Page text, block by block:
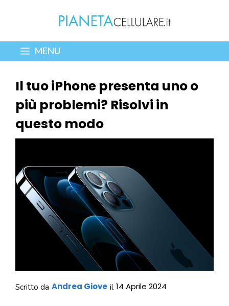
contenuto
MENU
Il tuo iPhone presenta uno o
più problemi? Risolvi in
questo modo
Scritto da Andrea Giove il 14 Aprile 2024